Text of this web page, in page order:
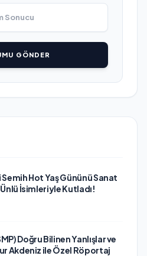
GÖNDER
Hot Yaş Gününü Sanat
İsimleriyle Kutladı!
Doğru Bilinen Yanlışlar ve
Akdeniz ile Özel Röportaj